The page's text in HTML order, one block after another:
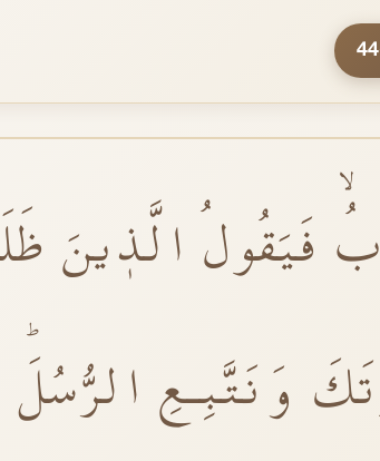
الَّذٖينَ
وَنَتَّبِـعِ